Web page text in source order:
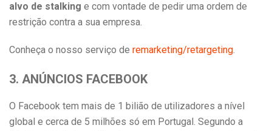
alvo de stalking e com vontade de pedir uma ordem de
restrição contra a sua empresa.
Conheça o nosso serviço de remarketing/retargeting.
3. ANÚNCIOS FACEBOOK
O Facebook tem mais de 1 bilião de utilizadores a nível
global e cerca de 5 milhões só em Portugal. Segundo a